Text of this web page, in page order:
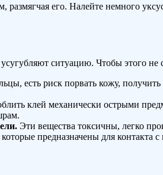
его. Налейте немного
ситуацию. Чтобы этого
есть риск порвать кожу,
клей механически острыми
Эти вещества токсичны, легко
предназначены для